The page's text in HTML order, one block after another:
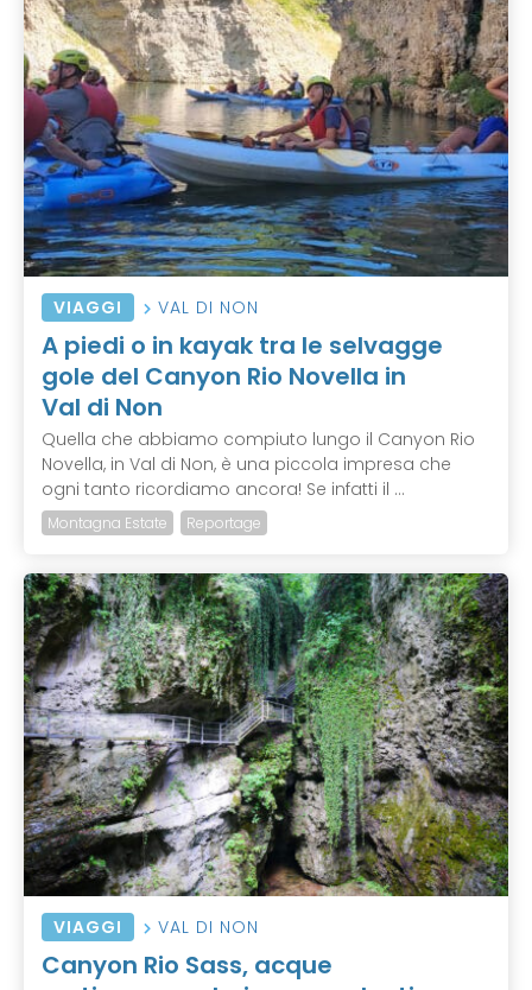
VIAGGI VAL DI NON
A piedi o in kayak tra le selvagge
gole del Canyon Rio Novella in
Val di Non
Quella che abbiamo compiuto lungo il Canyon Rio
Novella, in Val di Non, è una piccola impresa che
ogni tanto ricordiamo ancora! Se infatti il ...
Montagna Estate Reportage
VIAGGI VAL DI NON
Canyon Rio Sass, acque